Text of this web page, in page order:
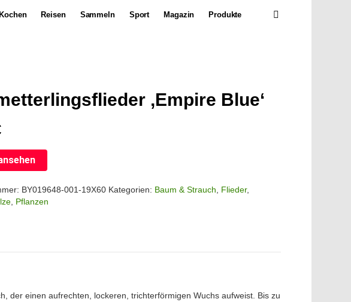
Kochen Reisen Sammeln Sport Magazin Produkte
‚Empire Blue‘
BY019648-001-19X60 Kategorien: Baum & Strauch Flieder,
Pflanzen
der einen aufrechten, lockeren, trichterförmigen Wuchs aufweist. Bis zu